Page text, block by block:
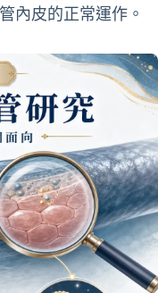
內皮的正常運作。